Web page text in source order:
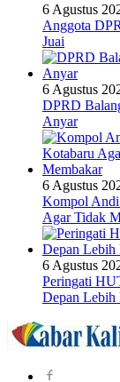
6 Agustus
Anggota
Juai
6 Agustus
DPRD
Anyar
6 Agustus
Kompol Andi
Agar Tidak
6 Agustus
Peringati
Depan Lebih